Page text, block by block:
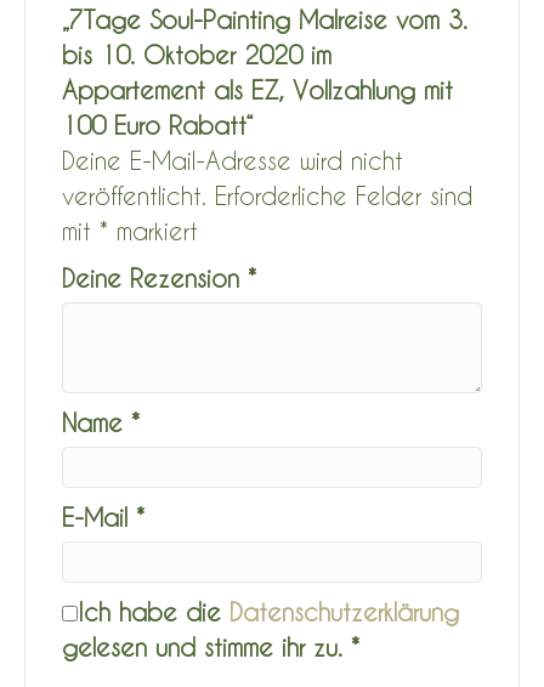
„7Tage Soul-Painting Malreise vom 3.
bis 10. Oktober 2020 im
Appartement als EZ, Vollzahlung mit
100 Euro Rabatt“
Deine E-Mail-Adresse wird nicht
veröffentlicht. Erforderliche Felder sind
mit * markiert
Deine Rezension *
Name *
E-Mail *
Ich habe die Datenschutzerklärung
gelesen und stimme ihr zu. *